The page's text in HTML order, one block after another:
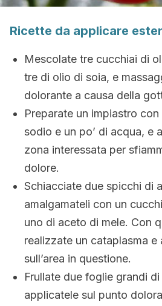
Ricette da applicare
Mescolate tre cucchiai di
tre di olio di soia, e
dolorante a causa della
Preparate un impiastro
sodio e un po’ di acqua, e
zona interessata per
dolore.
Schiacciate due spicchi di
amalgamateli con un
uno di aceto di mele. Con
realizzate un cataplasma e
sull’area in questione.
Frullate due foglie grandi
applicatele sul punto